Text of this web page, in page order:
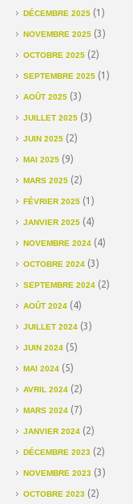
DÉCEMBRE 2025 (1)
NOVEMBRE 2025 (3)
OCTOBRE 2025 (2)
SEPTEMBRE 2025 (1)
AOÛT 2025 (3)
JUILLET 2025 (3)
JUIN 2025 (2)
MAI 2025 (9)
MARS 2025 (2)
FÉVRIER 2025 (1)
JANVIER 2025 (4)
NOVEMBRE 2024 (4)
OCTOBRE 2024 (3)
SEPTEMBRE 2024 (2)
AOÛT 2024 (4)
JUILLET 2024 (3)
JUIN 2024 (5)
MAI 2024 (5)
AVRIL 2024 (2)
MARS 2024 (7)
JANVIER 2024 (2)
DÉCEMBRE 2023 (2)
NOVEMBRE 2023 (3)
OCTOBRE 2023 (2)